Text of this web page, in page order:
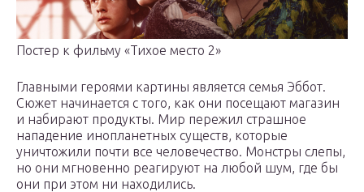
Постер к фильму «Тихое место 2»
Главными героями картины является семья Эббот.
Сюжет начинается с того, как они посещают магазин
и набирают продукты. Мир пережил страшное
нападение инопланетных существ, которые
уничтожили почти все человечество. Монстры слепы,
но они мгновенно реагируют на любой шум, где бы
они при этом ни находились.